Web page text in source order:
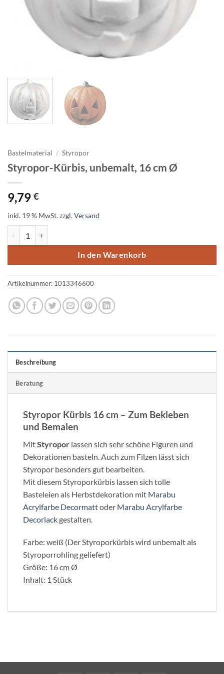
Bastelmaterial / Styropor
Styropor-Kürbis, unbemalt, 16 cm Ø
9,79 €
inkl. 19 % MwSt.zzgl.Versand
In den Warenkorb
Artikelnummer: 1013346600
Beschreibung
Beratung
Styropor Kürbis 16 cm – Zum Bekleben
und Bemalen
MitStyropor lassen sich sehr schöne Figuren und
Dekorationen basteln. Auch zum Filzen lässt sich
Styropor besonders gut bearbeiten.
Mit diesem Styroporkürbis lassen sich tolle
Basteleien als Herbstdekoration mit Marabu
Acrylfarbe Decormattoder Marabu Acrylfarbe
Decorlackgestalten.
Farbe: weiß (Der Styroporkürbis wird unbemalt als
Styroporrohling geliefert)
Größe: 16 cm Ø
Inhalt: 1 Stück